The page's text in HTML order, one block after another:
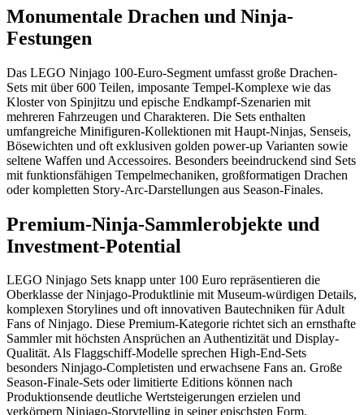
Monumentale Drachen und Ninja-
Festungen
Das LEGO Ninjago 100-Euro-Segment umfasst große Drachen-
Sets mit über 600 Teilen, imposante Tempel-Komplexe wie das
Kloster von Spinjitzu und epische Endkampf-Szenarien mit
mehreren Fahrzeugen und Charakteren. Die Sets enthalten
umfangreiche Minifiguren-Kollektionen mit Haupt-Ninjas, Senseis,
Bösewichten und oft exklusiven golden power-up Varianten sowie
seltene Waffen und Accessoires. Besonders beeindruckend sind Sets
mit funktionsfähigen Tempelmechaniken, großformatigen Drachen
oder kompletten Story-Arc-Darstellungen aus Season-Finales.
Premium-Ninja-Sammlerobjekte und
Investment-Potential
LEGO Ninjago Sets knapp unter 100 Euro repräsentieren die
Oberklasse der Ninjago-Produktlinie mit Museum-würdigen Details,
komplexen Storylines und oft innovativen Bautechniken für Adult
Fans of Ninjago. Diese Premium-Kategorie richtet sich an ernsthafte
Sammler mit höchsten Ansprüchen an Authentizität und Display-
Qualität. Als Flaggschiff-Modelle sprechen High-End-Sets
besonders Ninjago-Completisten und erwachsene Fans an. Große
Season-Finale-Sets oder limitierte Editions können nach
Produktionsende deutliche Wertsteigerungen erzielen und
verkörpern Ninjago-Storytelling in seiner epischsten Form.